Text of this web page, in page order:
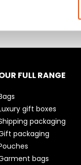
photo récente par
acceptées.
FULL RANGE
gift boxes
packaging
packaging
bags